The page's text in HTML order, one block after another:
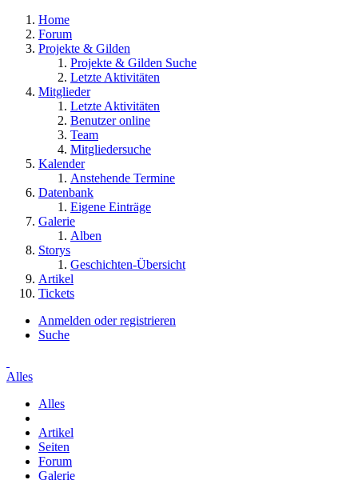
Home
Forum
Projekte & Gilden
Projekte & Gilden Suche
Letzte Aktivitäten
Mitglieder
Letzte Aktivitäten
Benutzer online
Team
Mitgliedersuche
Kalender
Anstehende Termine
Datenbank
Eigene Einträge
Galerie
Alben
Storys
Geschichten-Übersicht
Artikel
Tickets
Anmelden oder registrieren
Suche
Alles
Alles
Artikel
Seiten
Forum
Galerie